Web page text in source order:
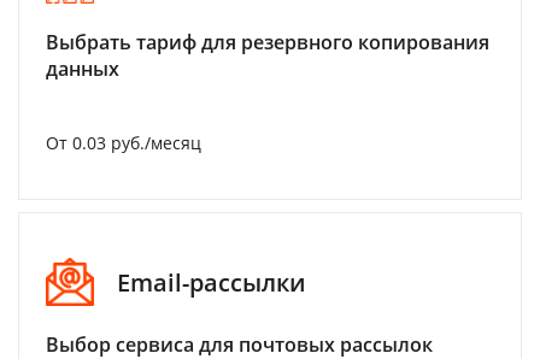
Выбрать тариф для резервного копирования
данных
От 0.03 руб./месяц
Email-рассылки
Выбор сервиса для почтовых рассылок